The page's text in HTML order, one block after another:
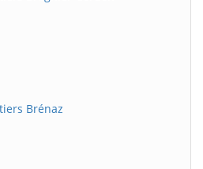
Brénaz